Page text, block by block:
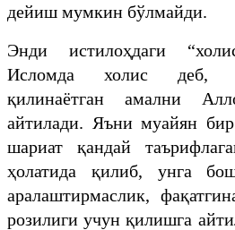
дейиш мумкин бўлмайди.
Энди истилоҳдаги
Исломда холис деб,
қилинаётган амални
айтилади. Яъни муайян
шариат қандай
ҳолатида қилиб, унга
аралаштирмаслик,
розилиги учун қилишга